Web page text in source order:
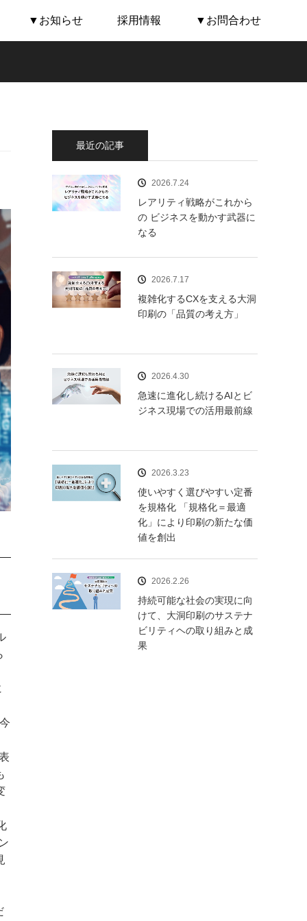
▼お知らせ 採用情報 ▼お問合わせ
最近の記事
2026.7.24
レアリティ戦略がこれから
の ビジネスを動かす武器に
なる
2026.7.17
複雑化するCXを支える大洞
印刷の「品質の考え方」
2026.4.30
急速に進化し続けるAIとビ
ジネス現場での活用最前線
2026.3.23
使いやすく選びやすい定番
を規格化 「規格化＝最適
化」により印刷の新たな価
値を創出
2026.2.26
持続可能な社会の実現に向
けて、大洞印刷のサステナ
ビリティヘの取り組みと成
果